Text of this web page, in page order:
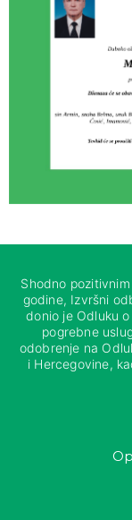
Shodno
godine, Izvršni
donio je Odluku
pogrebne
odobrenje na
i Hercegovine,